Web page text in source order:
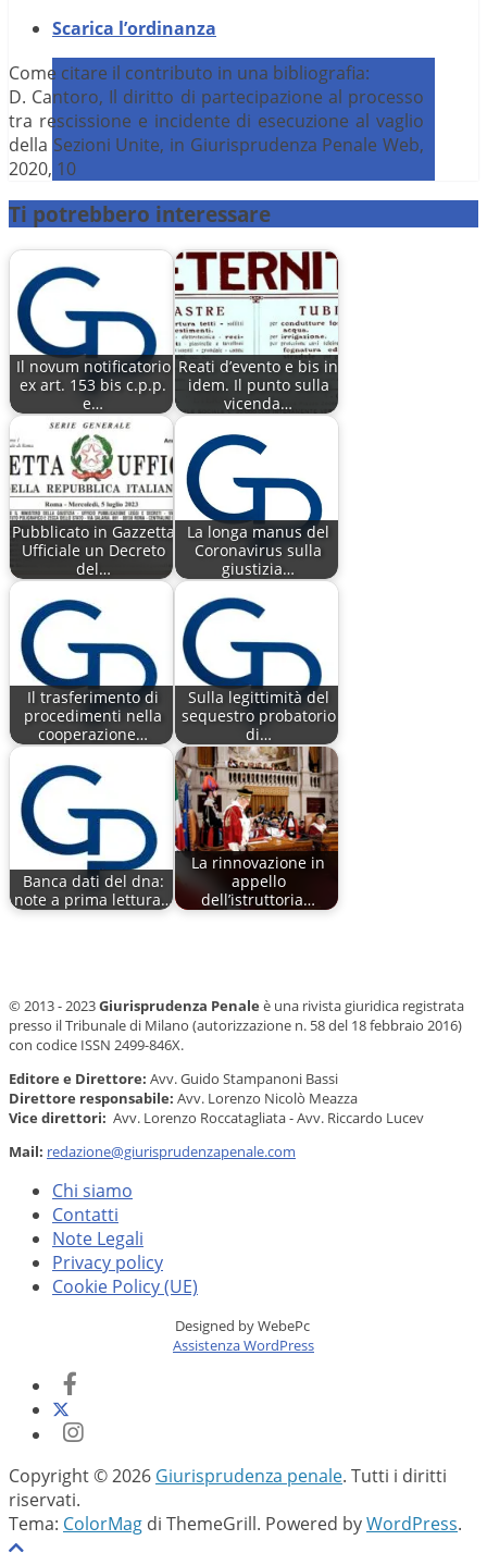
Scarica l’ordinanza
Come citare il contributo in una bibliografia:
D. Cantoro, Il diritto di partecipazione al processo
tra rescissione e incidente di esecuzione al vaglio
della Sezioni Unite, in Giurisprudenza Penale Web,
2020, 10
Ti potrebbero interessare
Il novum notificatorio
ex art. 153 bis c.p.p.
e…
Reati d’evento e bis in
idem. Il punto sulla
vicenda…
Pubblicato in Gazzetta
Ufficiale un Decreto
del…
La longa manus del
Coronavirus sulla
giustizia…
Il trasferimento di
procedimenti nella
cooperazione…
Sulla legittimità del
sequestro probatorio
di…
Banca dati del dna:
note a prima lettura…
La rinnovazione in
appello
dell’istruttoria…
© 2013 - 2023Giurisprudenza Penale è una rivista giuridica registrata
presso il Tribunale di Milano (autorizzazione n. 58 del 18 febbraio 2016)
con codice ISSN 2499-846X.
Editore e Direttore: Avv. Guido Stampanoni Bassi
Direttore responsabile: Avv. Lorenzo Nicolò Meazza
Vice direttori: Avv. Lorenzo Roccatagliata - Avv. Riccardo Lucev
Mail: redazione@giurisprudenzapenale.com
Chi siamo
Contatti
Note Legali
Privacy policy
Cookie Policy (UE)
Designed by WebePc
Assistenza WordPress
Copyright © 2026 Giurisprudenza penale. Tutti i diritti
riservati.
Tema: ColorMag di ThemeGrill. Powered byWordPress.